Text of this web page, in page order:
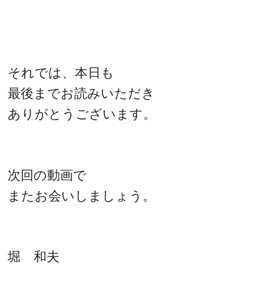
それでは、本日も
最後までお読みいただき
ありがとうございます。
次回の動画で
またお会いしましょう。
堀 和夫